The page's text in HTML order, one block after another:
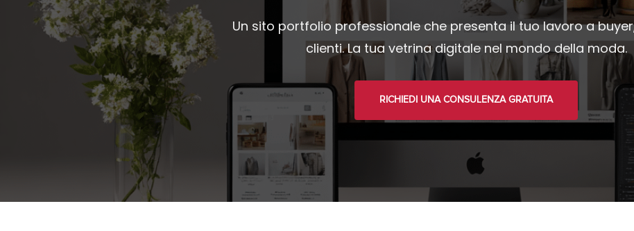
Un sito portfolio professionale che presenta il tuo lavoro a
clienti. La tua vetrina digitale nel mondo della moda.
RICHIEDI UNA CONSULENZA GRATUITA